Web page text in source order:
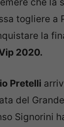
togliere a
la
2020.
Pretelli
del
Signorini